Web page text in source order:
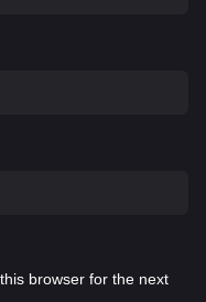
browser for the next